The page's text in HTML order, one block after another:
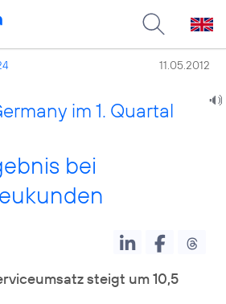
11.05.2012
im 1. Quartal
bei
steigt um 10,5